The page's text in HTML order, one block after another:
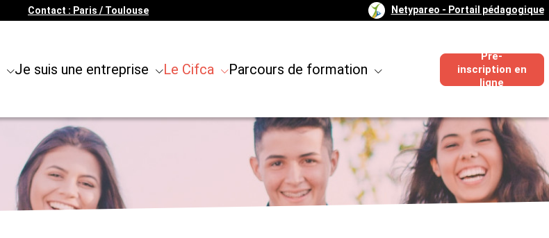
Contact : Paris / Toulouse Netypareo - Portail pédagogique
Je suis une entreprise Le Cifca Parcours de formation
Pré-
inscription en
ligne